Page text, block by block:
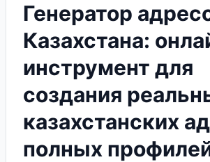
Генератор
Казахстана:
инструмент для
создания
казахстанских
полных